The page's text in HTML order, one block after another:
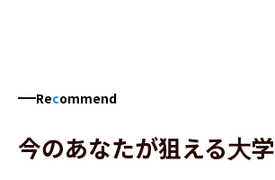
Recommend
今のあなたが狙える大学